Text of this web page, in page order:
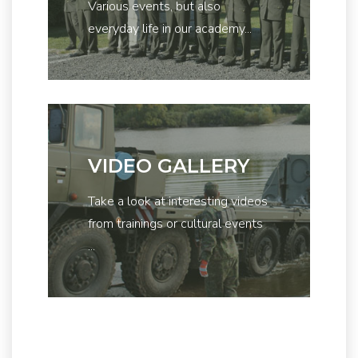
Various events, but also
everyday life in our academy...
VIDEO GALLERY
Take a look at interesting videos
from trainings or cultural events
...